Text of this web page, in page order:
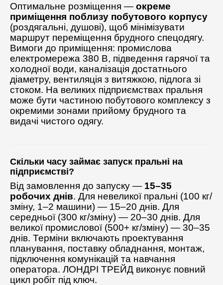
Оптимальне розміщення — окреме
приміщення поблизу побутового корпусу
(роздягальні, душові), щоб мінімізувати
маршрут переміщення брудного спецодягу.
Вимоги до приміщення: промислова
електромережа 380 В, підведення гарячої та
холодної води, каналізація достатнього
діаметру, вентиляція з витяжкою, підлога зі
стоком. На великих підприємствах пральня
може бути частиною побутового комплексу з
окремими зонами прийому брудного та
видачі чистого одягу.
Скільки часу займає запуск пральні на
підприємстві?
Від замовлення до запуску — 15–35
робочих днів. Для невеликої пральні (100 кг/
зміну, 1–2 машини) — 15–20 днів. Для
середньої (300 кг/зміну) — 20–30 днів. Для
великої промислової (500+ кг/зміну) — 30–35
днів. Терміни включають проектування
планування, поставку обладнання, монтаж,
підключення комунікацій та навчання
оператора. ЛОНДРІ ТРЕЙД виконує повний
цикл робіт під ключ.